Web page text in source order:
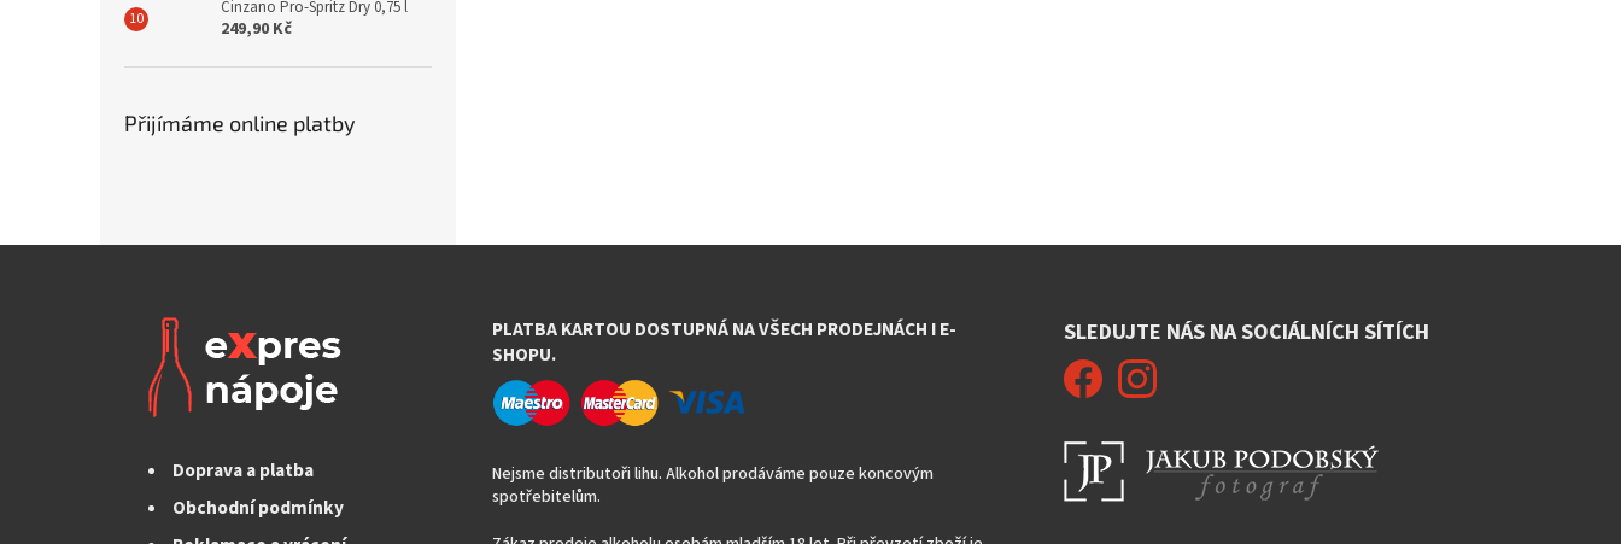
Cinzano Pro-Spritz Dry 0,75 l
249,90 Kč
Přijímáme online platby
Doprava a platba
Obchodní podmínky
PLATBA KARTOU DOSTUPNÁ NA VŠECH PRODEJNÁCH I E-
SHOPU.
Nejsme distributoři lihu. Alkohol prodáváme pouze koncovým
spotřebitelům.
SLEDUJTE NÁS NA SOCIÁLNÍCH SÍTÍCH